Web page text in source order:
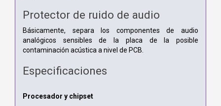
Protector de ruido de audio
Básicamente, separa los componentes de audio
analógicos sensibles de la placa de la posible
contaminación acústica a nivel de PCB.
Especificaciones
Procesador y chipset